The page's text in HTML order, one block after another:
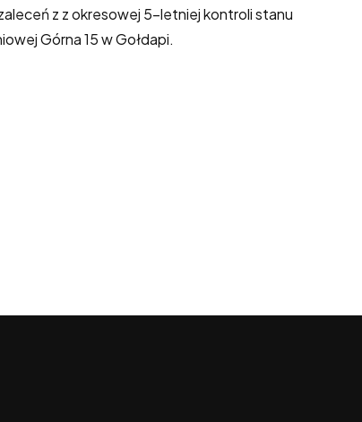
z z okresowej 5-letniej kontroli stanu
Górna 15 w Gołdapi.